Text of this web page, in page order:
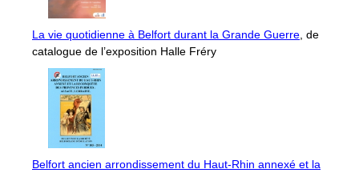
La vie quotidienne à Belfort durant la Grande Guerre , de
catalogue de l’exposition Halle Fréry
Belfort ancien arrondissement du Haut-Rhin annexé et la